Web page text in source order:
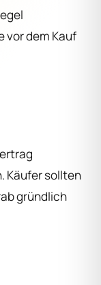
vor dem Kauf
Käufer sollten
gründlich